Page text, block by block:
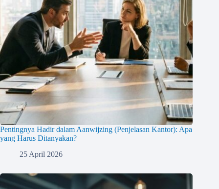
Pentingnya Hadir dalam Aanwijzing (Penjelasan Kantor): Apa
yang Harus Ditanyakan?
25 April 2026